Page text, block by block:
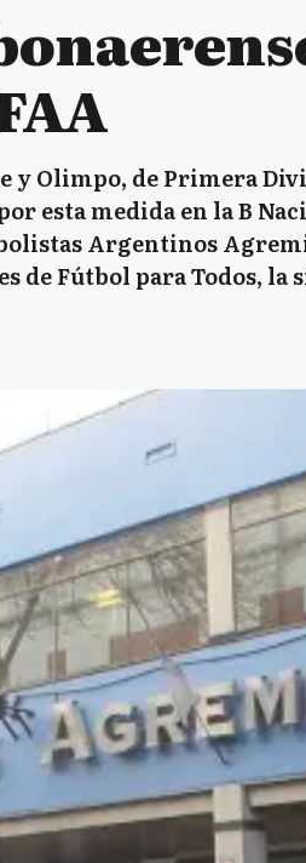
y Olimpo, de Primera
esta medida en la B
Argentinos
de Fútbol para Todos, la